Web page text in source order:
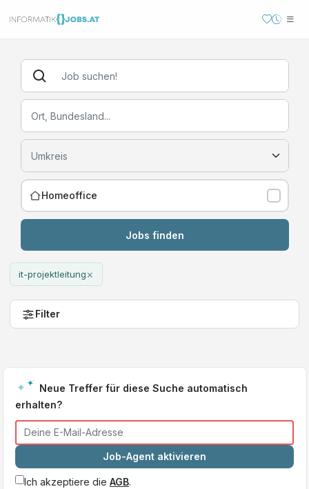
Homeoffice
Jobs finden
it-projektleitung×
Filter
Neue Treffer für diese Suche automatisch
erhalten?
Job-Agent aktivieren
Ich akzeptiere die AGB.